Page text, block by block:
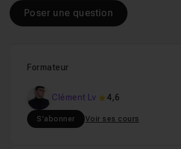
Formateur
Clément Lv 4,6
S'abonner Voir ses cours
Poser une question